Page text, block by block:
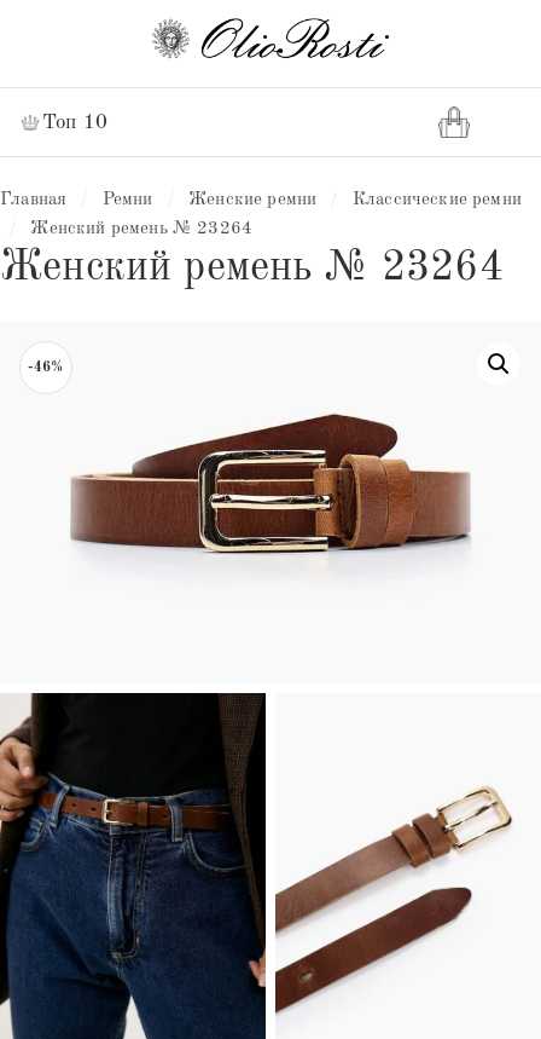
Топ 10
Главная Ремни Женские ремни
Классические ремни
Женский ремень № 23264
Женский ремень № 23264
-46%